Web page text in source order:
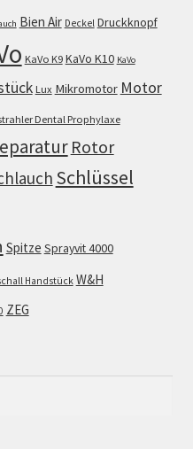
Bien Air Deckel Druckknopf
KaVo K9 KaVo K10 KaVo
Lux Mikromotor Motor
Dental Prophylaxe
Rotor
Schlüssel
Spitze Sprayvit 4000
Handstück W&H
ZEG